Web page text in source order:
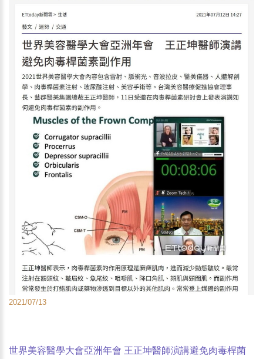
2021/07/13
世界美容醫學大會亞洲年會 王正坤醫師演講避免肉毒桿菌